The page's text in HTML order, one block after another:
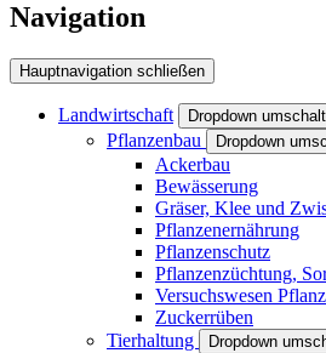
Navigation
Hauptnavigation schließen
Landwirtschaft Dropdown
Pflanzenbau Dropdown
Ackerbau
Bewässerung
Gräser, Klee und
Pflanzenernährung
Pflanzenschutz
Pflanzenzüchtung,
Versuchswesen
Zuckerrüben
Tierhaltung
Dropdown